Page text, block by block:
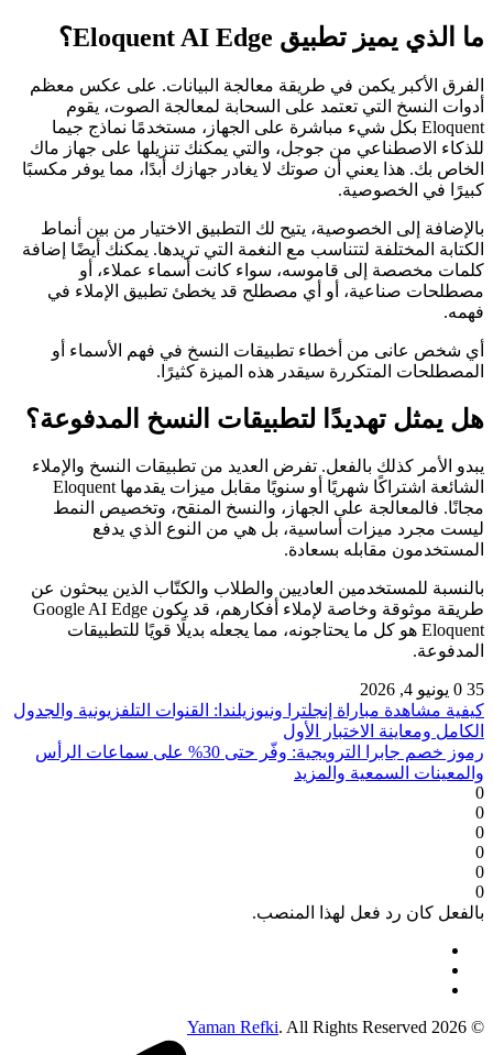
ما الذي يميز تطبيق Eloquent AI Edge؟
الفرق الأكبر يكمن في طريقة معالجة البيانات. على عكس معظم
أدوات النسخ التي تعتمد على السحابة لمعالجة الصوت، يقوم
Eloquent بكل شيء مباشرة على الجهاز، مستخدمًا نماذج جيما
للذكاء الاصطناعي من جوجل، والتي يمكنك تنزيلها على جهاز ماك
الخاص بك. هذا يعني أن صوتك لا يغادر جهازك أبدًا، مما يوفر مكسبًا
كبيرًا في الخصوصية.
بالإضافة إلى الخصوصية، يتيح لك التطبيق الاختيار من بين أنماط
الكتابة المختلفة لتتناسب مع النغمة التي تريدها. يمكنك أيضًا إضافة
كلمات مخصصة إلى قاموسه، سواء كانت أسماء عملاء، أو
مصطلحات صناعية، أو أي مصطلح قد يخطئ تطبيق الإملاء في
فهمه.
أي شخص عانى من أخطاء تطبيقات النسخ في فهم الأسماء أو
المصطلحات المتكررة سيقدر هذه الميزة كثيرًا.
هل يمثل تهديدًا لتطبيقات النسخ المدفوعة؟
يبدو الأمر كذلك بالفعل. تفرض العديد من تطبيقات النسخ والإملاء
الشائعة اشتراكًا شهريًا أو سنويًا مقابل ميزات يقدمها Eloquent
مجانًا. فالمعالجة على الجهاز، والنسخ المنقح، وتخصيص النمط
ليست مجرد ميزات أساسية، بل هي من النوع الذي يدفع
المستخدمون مقابله بسعادة.
بالنسبة للمستخدمين العاديين والطلاب والكتّاب الذين يبحثون عن
طريقة موثوقة وخاصة لإملاء أفكارهم، قد يكون Google AI Edge
Eloquent هو كل ما يحتاجونه، مما يجعله بديلًا قويًا للتطبيقات
المدفوعة.
35
0 يونيو 4, 2026
كيفية مشاهدة مباراة إنجلترا ونيوزيلندا: القنوات التلفزيونية والجدول
الكامل ومعاينة الاختبار الأول
رموز خصم جابرا الترويجية: وفّر حتى 30% على سماعات الرأس
والمعينات السمعية والمزيد
0
0
0
0
0
0
بالفعل كان رد فعل لهذا المنصب.
© 2026
Yaman Refki. All Rights Reserved